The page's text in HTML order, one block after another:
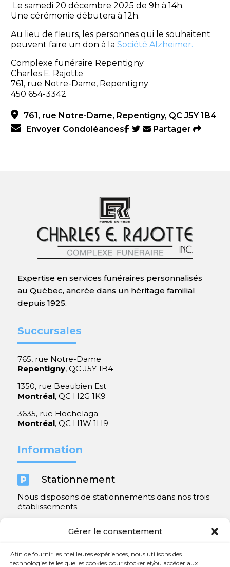
Gérer le consentement
Afin de fournir les meilleures expériences, nous utilisons des
technologies telles que les cookies pour stocker et/ou accéder aux
Le samedi 20 décembre 2025 de 9h à 14h.
Une cérémonie débutera à 12h.
Au lieu de fleurs, les personnes qui le souhaitent
peuvent faire un don à la Société Alzheimer.
Complexe funéraire Repentigny
Charles E. Rajotte
761, rue Notre-Dame, Repentigny
450 654-3342
761, rue Notre-Dame, Repentigny, QC J5Y 1B4
Envoyer Condoléances
Partager
Expertise en services funéraires personnalisés
au Québec, ancrée dans un héritage familial
depuis 1925.
Succursales
765, rue Notre-Dame
Repentigny, QC J5Y 1B4
1350, rue Beaubien Est
Montréal, QC H2G 1K9
3635, rue Hochelaga
Montréal, QC H1W 1H9
Information
 Stationnement
Nous disposons de stationnements dans nos trois
établissements.
Contact